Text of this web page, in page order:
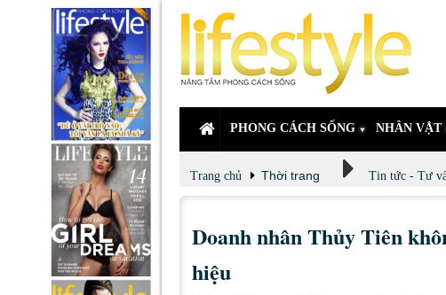
PHONG CÁCH SỐNG NHÂN VẬT
Trang chủ Thời trang Tin tức - Tư
Doanh nhân Thủy Tiên
hiệu